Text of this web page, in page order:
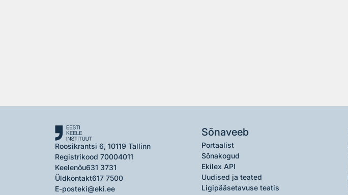
Roosikrantsi 6, 10119 Tallinn
Registrikood 70004011
Keelenõu631 3731
Üldkontakt617 7500
E-posteki@eki.ee
Sõnaveeb
Portaalist
Sõnakogud
Ekilex API
Uudised ja teated
Ligipääsetavuse teatis